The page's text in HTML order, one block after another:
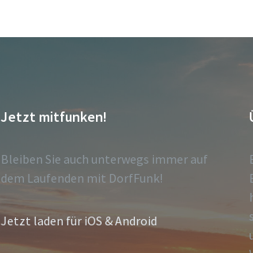
Jetzt mitfunken!
Bleiben Sie auch unterwegs immer auf
dem Laufenden mit DorfFunk!
Jetzt laden für iOS & Android